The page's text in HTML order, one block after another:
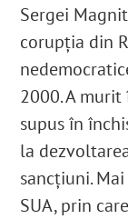
Sergei
corupția din
2000. A
supus în
la
sancțiuni.
SUA, prin